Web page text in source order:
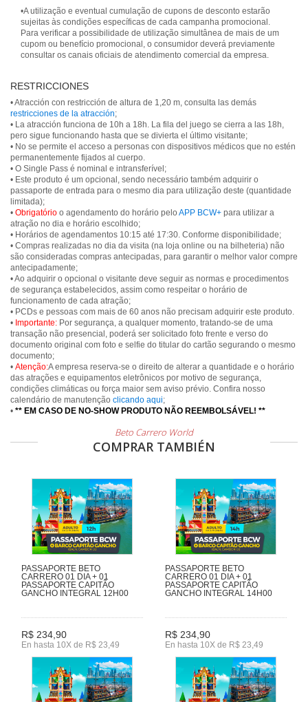
•A utilização e eventual cumulação de cupons de desconto estarão
sujeitas às condições específicas de cada campanha promocional.
Para verificar a possibilidade de utilização simultânea de mais de um
cupom ou benefício promocional, o consumidor deverá previamente
consultar os canais oficiais de atendimento comercial da empresa.
RESTRICCIONES
• Atracción con restricción de altura de 1,20 m, consulta las demás
restricciones de la atracción;
• La atracción funciona de 10h a 18h. La fila del juego se cierra a las 18h,
pero sigue funcionando hasta que se divierta el último visitante;
• No se permite el acceso a personas con dispositivos médicos que no estén
permanentemente fijados al cuerpo.
• O Single Pass é nominal e intransferível;
• Este produto é um opcional, sendo necessário também adquirir o
passaporte de entrada para o mesmo dia para utilização deste (quantidade
limitada);
• Obrigatório o agendamento do horário pelo APP BCW+ para utilizar a
atração no dia e horário escolhido;
• Horários de agendamentos 10:15 até 17:30. Conforme disponibilidade;
• Compras realizadas no dia da visita (na loja online ou na bilheteria) não
são consideradas compras antecipadas, para garantir o melhor valor compre
antecipadamente;
• Ao adquirir o opcional o visitante deve seguir as normas e procedimentos
de segurança estabelecidos, assim como respeitar o horário de
funcionamento de cada atração;
• PCDs e pessoas com mais de 60 anos não precisam adquirir este produto.
• Importante: Por segurança, a qualquer momento, tratando-se de uma
transação não presencial, poderá ser solicitado foto frente e verso do
documento original com foto e selfie do titular do cartão segurando o mesmo
documento;
• Atenção:A empresa reserva-se o direito de alterar a quantidade e o horário
das atrações e equipamentos eletrônicos por motivo de segurança,
condições climáticas ou força maior sem aviso prévio. Confira nosso
calendário de manutenção clicando aqui;
• ** EM CASO DE NO-SHOW PRODUTO NÃO REEMBOLSÁVEL! **
Beto Carrero World
COMPRAR TAMBIÉN
PASSAPORTE BETO
CARRERO 01 DIA + 01
PASSAPORTE CAPITÃO
GANCHO INTEGRAL 12H00
R$ 234,90
En hasta 10X de R$ 23,49
PASSAPORTE BETO
CARRERO 01 DIA + 01
PASSAPORTE CAPITÃO
GANCHO INTEGRAL 14H00
R$ 234,90
En hasta 10X de R$ 23,49